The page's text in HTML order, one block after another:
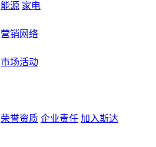
能源 家电
营销网络
市场活动
荣誉资质 企业责任 加入斯达